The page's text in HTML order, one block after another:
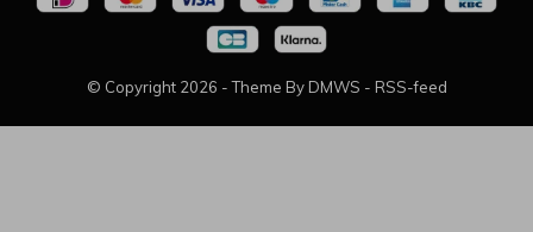
© Copyright 2026 - Theme By DMWS - RSS-feed